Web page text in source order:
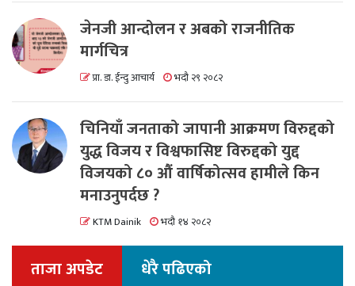
जेनजी आन्दोलन र अबको राजनीतिक
मार्गचित्र
प्रा. डा. ईन्दु आचार्य भदौ २९ २०८२
चिनियाँ जनताको जापानी आक्रमण विरुद्दको
युद्ध विजय र विश्वफासिष्ट विरुद्दको युद्द
विजयको ८० औं वार्षिकोत्सव हामीले किन
मनाउनुपर्दछ ?
KTM Dainik भदौ १४ २०८२
ताजा अपडेट धेरै पढिएको